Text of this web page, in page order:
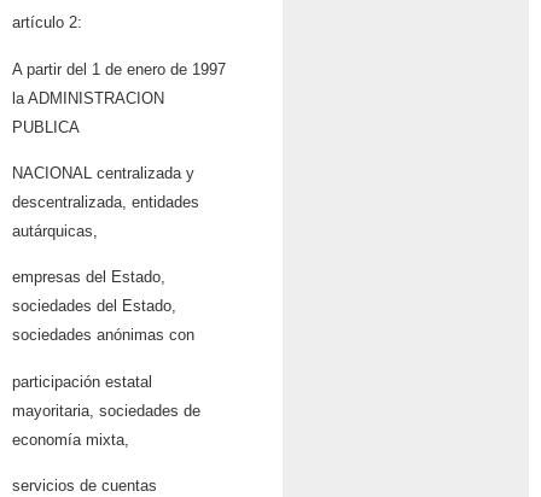
artículo 2:
A partir del 1 de enero de 1997
la ADMINISTRACION
PUBLICA
NACIONAL centralizada y
descentralizada, entidades
autárquicas,
empresas del Estado,
sociedades del Estado,
sociedades anónimas con
participación estatal
mayoritaria, sociedades de
economía mixta,
servicios de cuentas